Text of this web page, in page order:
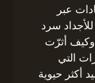
عبر
سرد
أثرّت
التي
أكثر حيوية